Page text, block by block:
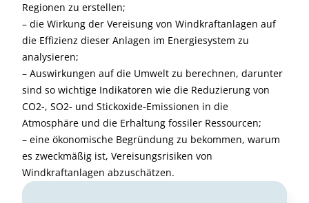
Regionen zu erstellen;
– die Wirkung der Vereisung von Windkraftanlagen auf
die Effizienz dieser Anlagen im Energiesystem zu
analysieren;
– Auswirkungen auf die Umwelt zu berechnen, darunter
sind so wichtige Indikatoren wie die Reduzierung von
CO2-, SO2- und Stickoxide-Emissionen in die
Atmosphäre und die Erhaltung fossiler Ressourcen;
– eine ökonomische Begründung zu bekommen, warum
es zweckmäßig ist, Vereisungsrisiken von
Windkraftanlagen abzuschätzen.